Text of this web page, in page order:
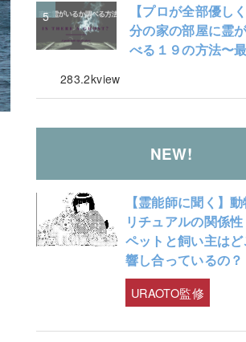
【プロが全部優し
分の家の部屋に霊
べる１９の方法〜
283.2kview
NEW!
【霊能師に聞く】
リチュアルの関係性
ペットと飼い主は
響し合っているの？
URAOTO監修